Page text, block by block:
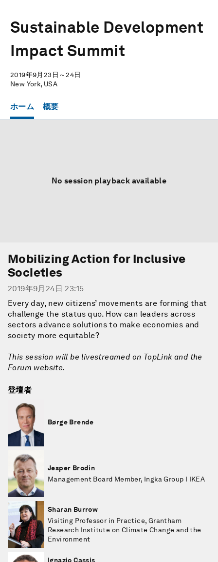
Sustainable Development
Impact Summit
2019年9月23日～24日
New York, USA
ホーム 概要
No session playback available
Mobilizing Action for Inclusive
Societies
2019年9月24日 23:15
Every day, new citizens’ movements are forming that
challenge the status quo. How can leaders across
sectors advance solutions to make economies and
society more equitable?
This session will be livestreamed on TopLink and the
Forum website.
登壇者
Børge Brende
Jesper Brodin
Management Board Member, Ingka Group I IKEA
Sharan Burrow
Visiting Professor in Practice, Grantham
Research Institute on Climate Change and the
Environment
Ignazio Cassis